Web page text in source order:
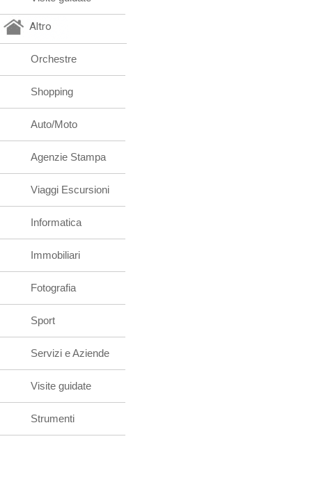
Altro
Orchestre
Shopping
Auto/Moto
Agenzie Stampa
Viaggi Escursioni
Informatica
Immobiliari
Fotografia
Sport
Servizi e Aziende
Visite guidate
Strumenti